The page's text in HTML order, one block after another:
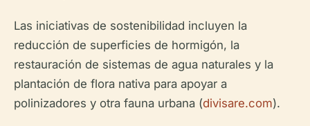
Las iniciativas de sostenibilidad incluyen la
reducción de superficies de hormigón, la
restauración de sistemas de agua naturales y la
plantación de flora nativa para apoyar a
polinizadores y otra fauna urbana (divisare.com).